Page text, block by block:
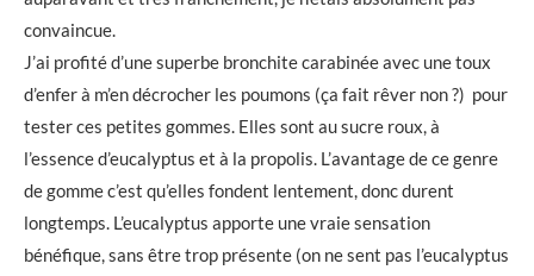
convaincue.
J’ai profité d’une superbe bronchite carabinée avec une toux
d’enfer à m’en décrocher les poumons (ça fait rêver non ?) pour
tester ces petites gommes. Elles sont au sucre roux, à
l’essence d’eucalyptus et à la propolis. L’avantage de ce genre
de gomme c’est qu’elles fondent lentement, donc durent
longtemps. L’eucalyptus apporte une vraie sensation
bénéfique, sans être trop présente (on ne sent pas l’eucalyptus